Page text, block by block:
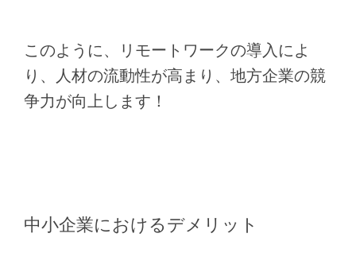
このように、リモートワークの導入によ
り、人材の流動性が高まり、地方企業の競
争力が向上します！
中小企業におけるデメリット